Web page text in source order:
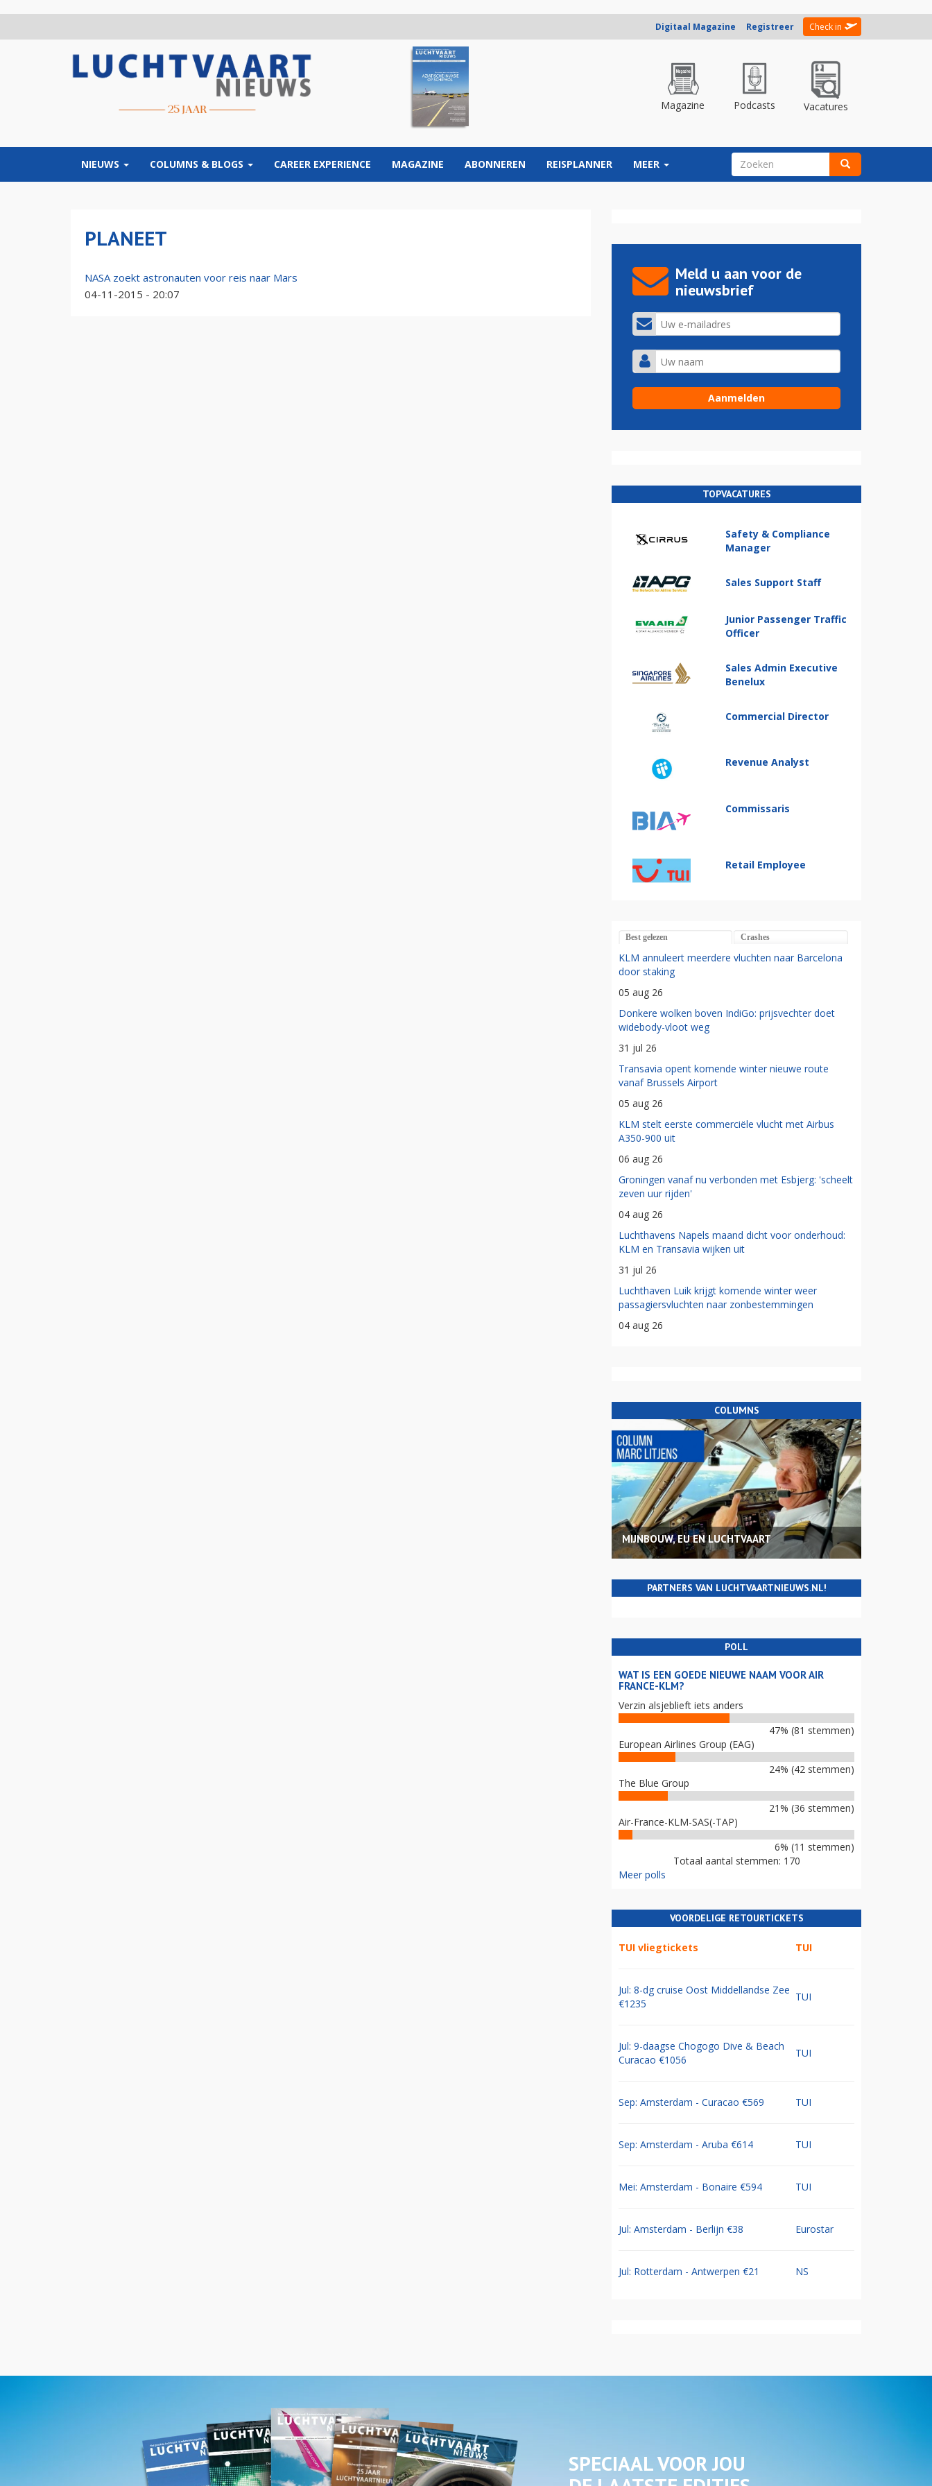
Digitaal Magazine Registreer Check in
Magazine Podcasts Vacatures
NIEUWS COLUMNS & BLOGS CAREER EXPERIENCE MAGAZINE ABONNEREN REISPLANNER MEER ZOEKVELD
PLANEET
NASA zoekt astronauten voor reis naar Mars
04-11-2015 - 20:07
Meld u aan voor de
nieuwsbrief
TOPVACATURES
Safety & Compliance
Manager
Sales Support Staff
Junior Passenger Traffic
Officer
Sales Admin Executive
Benelux
Commercial Director
Revenue Analyst
Commissaris
Retail Employee
Best gelezen Crashes
KLM annuleert meerdere vluchten naar Barcelona
door staking
05 aug 26
Donkere wolken boven IndiGo: prijsvechter doet
widebody-vloot weg
31 jul 26
Transavia opent komende winter nieuwe route
vanaf Brussels Airport
05 aug 26
KLM stelt eerste commerciële vlucht met Airbus
A350-900 uit
06 aug 26
Groningen vanaf nu verbonden met Esbjerg: 'scheelt
zeven uur rijden'
04 aug 26
Luchthavens Napels maand dicht voor onderhoud:
KLM en Transavia wijken uit
31 jul 26
Luchthaven Luik krijgt komende winter weer
passagiersvluchten naar zonbestemmingen
04 aug 26
COLUMNS
MIJNBOUW, EU EN LUCHTVAART
PARTNERS VAN LUCHTVAARTNIEUWS.NL!
POLL
WAT IS EEN GOEDE NIEUWE NAAM VOOR AIR
FRANCE-KLM?
Verzin alsjeblieft iets anders
47% (81 stemmen)
European Airlines Group (EAG)
24% (42 stemmen)
The Blue Group
21% (36 stemmen)
Air-France-KLM-SAS(-TAP)
6% (11 stemmen)
Totaal aantal stemmen: 170
Meer polls
VOORDELIGE RETOURTICKETS
TUI vliegtickets TUI
Jul: 8-dg cruise Oost Middellandse Zee
€1235
TUI
Jul: 9-daagse Chogogo Dive & Beach
Curacao €1056
TUI
Sep: Amsterdam - Curacao €569 TUI
Sep: Amsterdam - Aruba €614 TUI
Mei: Amsterdam - Bonaire €594 TUI
Jul: Amsterdam - Berlijn €38 Eurostar
Jul: Rotterdam - Antwerpen €21 NS
SPECIAAL VOOR JOU